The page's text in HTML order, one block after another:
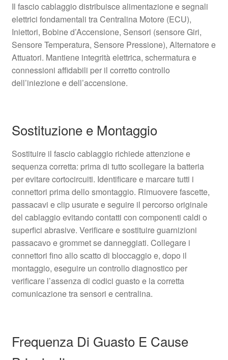
Il fascio cablaggio distribuisce alimentazione e segnali
elettrici fondamentali tra Centralina Motore (ECU),
Iniettori, Bobine d’Accensione, Sensori (sensore Giri,
Sensore Temperatura, Sensore Pressione), Alternatore e
Attuatori. Mantiene integrità elettrica, schermatura e
connessioni affidabili per il corretto controllo
dell’iniezione e dell’accensione.
Sostituzione e Montaggio
Sostituire il fascio cablaggio richiede attenzione e
sequenza corretta: prima di tutto scollegare la batteria
per evitare cortocircuiti. Identificare e marcare tutti i
connettori prima dello smontaggio. Rimuovere fascette,
passacavi e clip usurate e seguire il percorso originale
del cablaggio evitando contatti con componenti caldi o
superfici abrasive. Verificare e sostituire guarnizioni
passacavo e grommet se danneggiati. Collegare i
connettori fino allo scatto di bloccaggio e, dopo il
montaggio, eseguire un controllo diagnostico per
verificare l’assenza di codici guasto e la corretta
comunicazione tra sensori e centralina.
Frequenza Di Guasto E Cause